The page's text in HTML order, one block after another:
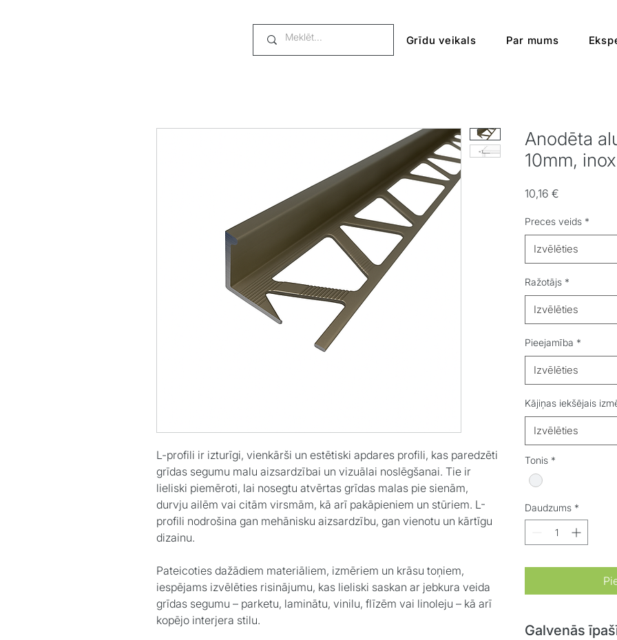
Grīdu veikals Par mums
L-profili ir izturīgi, vienkārši un estētiski apdares profili, kas paredzēti
grīdas segumu malu aizsardzībai un vizuālai noslēgšanai. Tie ir
lieliski piemēroti, lai nosegtu atvērtas grīdas malas pie sienām,
durvju ailēm vai citām virsmām, kā arī pakāpieniem un stūriem. L-
profili nodrošina gan mehānisku aizsardzību, gan vienotu un kārtīgu
dizainu.
Pateicoties dažādiem materiāliem, izmēriem un krāsu toņiem,
iespējams izvēlēties risinājumu, kas lieliski saskan ar jebkura veida
grīdas segumu – parketu, laminātu, vinilu, flīzēm vai linoleju – kā arī
kopējo interjera stilu.
Anodēta
10mm,
10,16 €
Preces veids *
Izvēlēties
Ražotājs *
Izvēlēties
Pieejamība *
Izvēlēties
Kājiņas iekšējais
Izvēlēties
Tonis *
Daudzums *
Galvenās